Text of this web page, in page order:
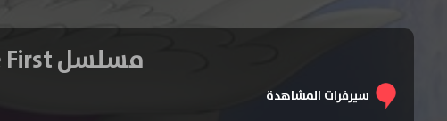
مسلسل Sofia the First الموسم الرابع – الحلقة 13 مدبلجة
سيرفرات المشاهدة